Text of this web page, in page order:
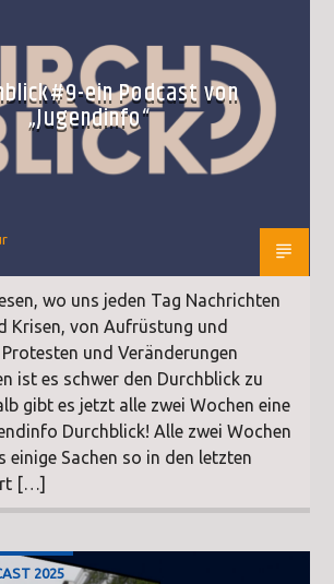
ein Podcast von
„Jugendinfo“
wo uns jeden Tag Nachrichten
Krisen, von Aufrüstung und
und Veränderungen
ist es schwer den Durchblick zu
gibt es jetzt alle zwei Wochen eine
Durchblick! Alle zwei Wochen
einige Sachen so in den letzten
[…]
2025